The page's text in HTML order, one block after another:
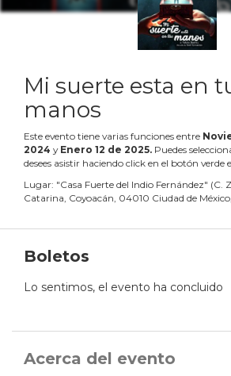
Mi suerte esta en
manos
Este evento tiene varias funciones entre
2024 y Enero 12 de 2025. Puedes
desees asistir haciendo click en el botón verde
Lugar: "Casa Fuerte del Indio Fernández" (C.
Catarina, Coyoacán, 04010 Ciudad de
Boletos
Lo sentimos, el evento ha concluido
Acerca del evento